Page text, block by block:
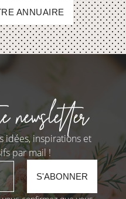
ANNUAIRE
newsletter
idées, inspirations et
par mail !